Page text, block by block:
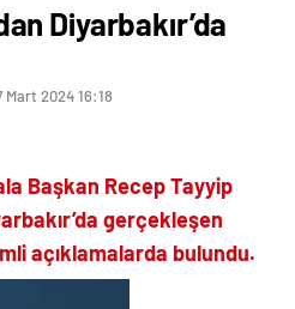
Diyarbakır’da
Mart 2024 16:18
Başkan Recep Tayyip
gerçekleşen
açıklamalarda bulundu.